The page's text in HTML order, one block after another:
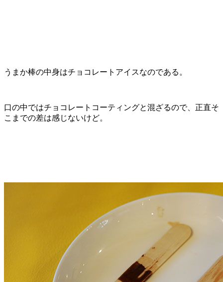
うまか棒の中身はチョコレートアイスなのである。
口の中ではチョコレートコーティングと混ざるので、正直そ
こまでの差は感じないけど。